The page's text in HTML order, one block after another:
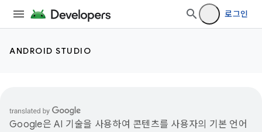
로그인
ANDROID STUDIO
Google은 AI 기술을 사용하여 콘텐츠를 사용자의 기본 언어